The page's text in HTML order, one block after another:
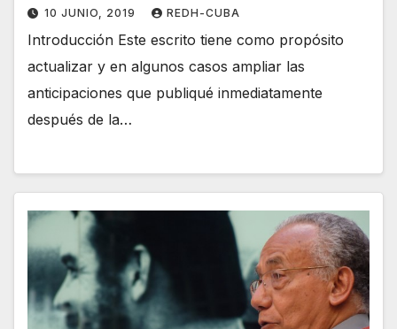
10 JUNIO, 2019 REDH-CUBA
Introducción Este escrito tiene como propósito
actualizar y en algunos casos ampliar las
anticipaciones que publiqué inmediatamente
después de la…